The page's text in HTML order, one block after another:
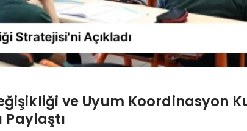
ve Uyum Koordinasyon
Paylaştı